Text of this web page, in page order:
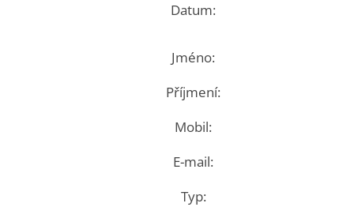
Datum:
Jméno:
Příjmení:
Mobil:
E-mail:
Typ: